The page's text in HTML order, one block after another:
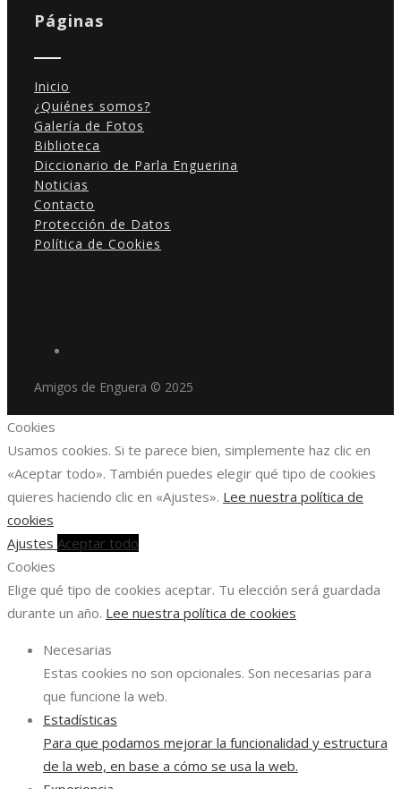
Páginas
Inicio
¿Quiénes somos?
Galería de Fotos
Biblioteca
Diccionario de Parla Enguerina
Noticias
Contacto
Protección de Datos
Política de Cookies
Amigos de Enguera © 2025
Cookies
Usamos cookies. Si te parece bien, simplemente haz clic en
«Aceptar todo». También puedes elegir qué tipo de cookies
quieres haciendo clic en «Ajustes». Lee nuestra política de
cookies
Ajustes Aceptar todo
Cookies
Elige qué tipo de cookies aceptar. Tu elección será guardada
durante un año. Lee nuestra política de cookies
Necesarias
Estas cookies no son opcionales. Son necesarias para
que funcione la web.
Estadísticas
Para que podamos mejorar la funcionalidad y estructura
de la web, en base a cómo se usa la web.